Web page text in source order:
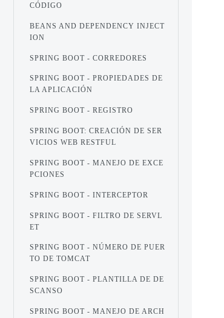
CÓDIGO
BEANS AND DEPENDENCY INJECT
ION
SPRING BOOT - CORREDORES
SPRING BOOT - PROPIEDADES DE
LA APLICACIÓN
SPRING BOOT - REGISTRO
SPRING BOOT: CREACIÓN DE SER
VICIOS WEB RESTFUL
SPRING BOOT - MANEJO DE EXCE
PCIONES
SPRING BOOT - INTERCEPTOR
SPRING BOOT - FILTRO DE SERVL
ET
SPRING BOOT - NÚMERO DE PUER
TO DE TOMCAT
SPRING BOOT - PLANTILLA DE DE
SCANSO
SPRING BOOT - MANEJO DE ARCH